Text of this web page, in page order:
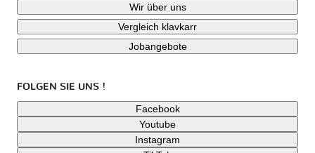
Wir über uns
Vergleich klavkarr
Jobangebote
FOLGEN SIE UNS !
Facebook
Youtube
Instagram